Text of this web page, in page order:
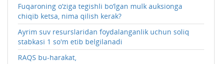
Fuqaroning o‘ziga tegishli bo‘lgan mulk auksionga
chiqib ketsa, nima qilish kerak?
Ayrim suv resurslaridan foydalanganlik uchun soliq
stabkasi 1 so'm etib belgilanadi
RAQS bu-harakat,